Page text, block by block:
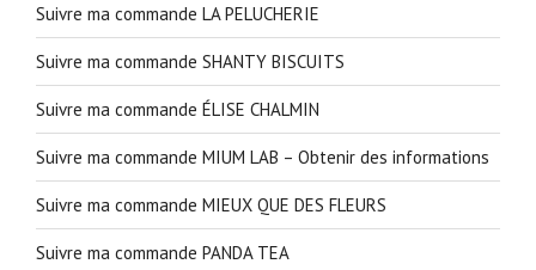
Suivre ma commande LA PELUCHERIE
Suivre ma commande SHANTY BISCUITS
Suivre ma commande ÉLISE CHALMIN
Suivre ma commande MIUM LAB – Obtenir des informations
Suivre ma commande MIEUX QUE DES FLEURS
Suivre ma commande PANDA TEA